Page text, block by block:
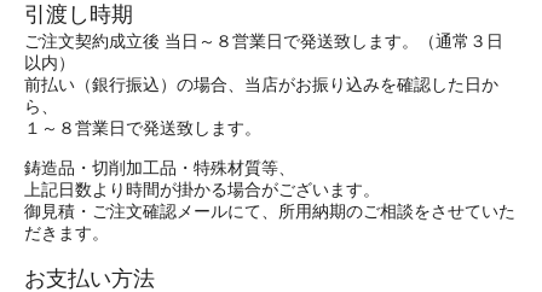
引渡し時期
ご注文契約成立後 当日～８営業日で発送致します。（通常３日
以内）
前払い（銀行振込）の場合、当店がお振り込みを確認した日か
ら、
１～８営業日で発送致します。
鋳造品・切削加工品・特殊材質等、
上記日数より時間が掛かる場合がございます。
御見積・ご注文確認メールにて、所用納期のご相談をさせていた
だきます。
お支払い方法